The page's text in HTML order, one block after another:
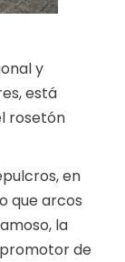
y
está
rosetón
en
que arcos
la
de